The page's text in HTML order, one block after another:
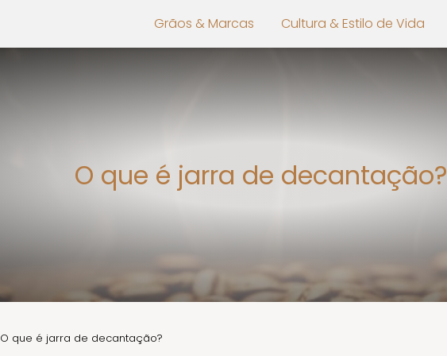
Grãos & Marcas Cultura & Estilo de Vida
O que é jarra de decantação?
O que é jarra de decantação?